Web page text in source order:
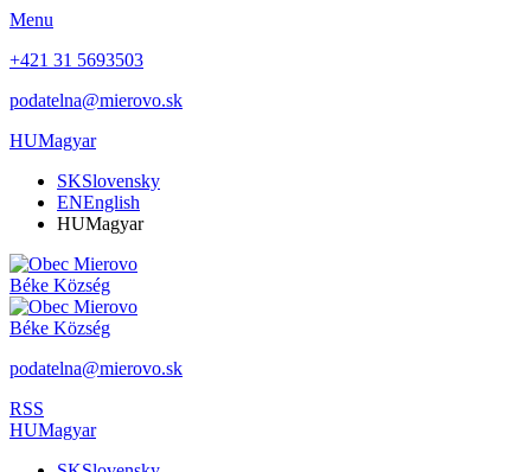
Menu
+421 31 5693503
podatelna@mierovo.sk
HUMagyar
SKSlovensky
ENEnglish
HUMagyar
Béke Község
Béke Község
podatelna@mierovo.sk
RSS
HUMagyar